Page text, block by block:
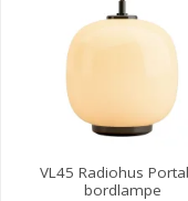
VL45 Radiohus
bordlampe